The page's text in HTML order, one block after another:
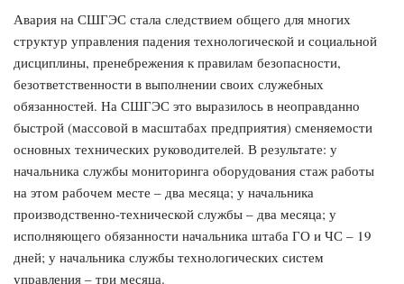
Авария на СШГЭС стала следствием общего для многих
структур управления падения технологической и социальной
дисциплины, пренебрежения к правилам безопасности,
безответственности в выполнении своих служебных
обязанностей. На СШГЭС это выразилось в неоправданно
быстрой (массовой в масштабах предприятия) сменяемости
основных технических руководителей. В результате: у
начальника службы мониторинга оборудования стаж работы
на этом рабочем месте – два месяца; у начальника
производственно-технической службы – два месяца; у
исполняющего обязанности начальника штаба ГО и ЧС – 19
дней; у начальника службы технологических систем
управления – три месяца.